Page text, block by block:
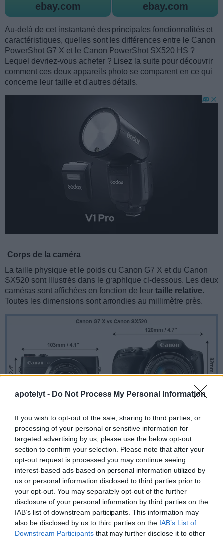
apotelyt - Do Not Process My Personal Information
If you wish to opt-out of the sale, sharing to third parties, or
processing of your personal or sensitive information for
targeted advertising by us, please use the below opt-out
section to confirm your selection. Please note that after your
opt-out request is processed you may continue seeing
interest-based ads based on personal information utilized by
us or personal information disclosed to third parties prior to
your opt-out. You may separately opt-out of the further
disclosure of your personal information by third parties on the
IAB’s list of downstream participants. This information may
also be disclosed by us to third parties on the IAB’s List of
Downstream Participants that may further disclose it to other
ebay.com ebay.com
Au-delà de cet instantané des principales fonctionnalités et
caractéristiques, quelles sont les différences entre le Canon
PowerShot G7 X et le Canon PowerShot SX520 HS ?
Lequel devriez-vous acheter ? Lisez la suite pour découvrir
comment ces deux appareils photo se comparent en ce qui
concerne leur taille et d'autres détails.
Corps de la caméra
La taille physique et le poids du Canon G7 X et du Canon
SX520 sont illustrés dans le graphique ci-dessous. Les deux
caméras sont affichées en fonction de leur taille relative.
Toutes les dimensions sont arrondies au millimètre près.